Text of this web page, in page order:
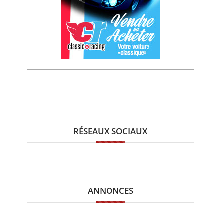
RÉSEAUX SOCIAUX
ANNONCES